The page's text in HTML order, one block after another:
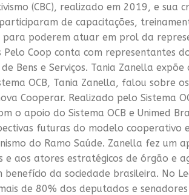
(CBC), realizado em 2019, e sua
de capacitações,
para poderem atuar em prol da
Pelo Coop conta com representantes
Bens e Serviços. Tania Zanella
OCB, Tania Zanella, falou sobre
Cooperar. Realizado pelo Sistema
o apoio do Sistema OCB e Unimed
futuras do modelo cooperativo
do Ramo Saúde. Zanella fez um
e aos atores estratégicos de órgão e
benefício da sociedade brasileira. No
de 80% dos deputados e